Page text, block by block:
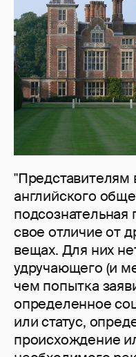
"Представителям
английского
подсознательная
свое отличие от
вещах. Для них
удручающего (и
чем попытка
определенное
или статус,
происхождение